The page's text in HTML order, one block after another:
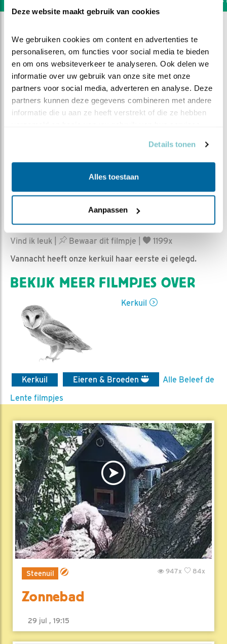
Deze website maakt gebruik van cookies
We gebruiken cookies om content en advertenties te
personaliseren, om functies voor social media te bieden
en om ons websiteverkeer te analyseren. Ook delen we
informatie over uw gebruik van onze site met onze
partners voor social media, adverteren en analyse. Deze
partners kunnen deze gegevens combineren met andere
informatie die u aan ze heeft verstrekt of die ze hebben
Details tonen
Alles toestaan
Aanpassen
DEEL DIT FILMPJE
Ed Hoogkamer | Geplaatst op 28 maart 2019, 2:30 |
Vind ik leuk
Bewaar dit filmpje
1199x
Vannacht heeft onze kerkuil haar eerste ei gelegd.
BEKIJK MEER FILMPJES OVER
Kerkuil
Kerkuil Eieren & Broeden
Alle Beleef de
Lente filmpjes
Steenuil 84x
947x
Zonnebad
29 jul , 19:15